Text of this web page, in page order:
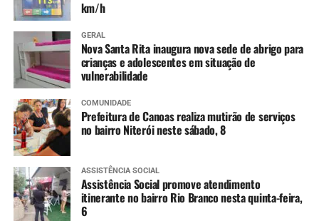
km/h
GERAL
Nova Santa Rita inaugura nova sede de abrigo para
crianças e adolescentes em situação de
vulnerabilidade
COMUNIDADE
Prefeitura de Canoas realiza mutirão de serviços
no bairro Niterói neste sábado, 8
ASSISTÊNCIA SOCIAL
Assistência Social promove atendimento
itinerante no bairro Rio Branco nesta quinta-feira,
6